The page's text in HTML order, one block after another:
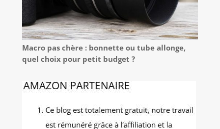
Macro pas chère : bonnette ou tube allonge,
quel choix pour petit budget ?